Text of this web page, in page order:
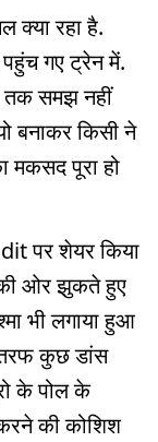
रहा है.
गए ट्रेन में.
तक समझ नहीं
बनाकर किसी ने
मकसद पूरा हो
पर शेयर किया
की ओर झुकते हुए
भी लगाया हुआ
कुछ डांस
के पोल के
की कोशिश